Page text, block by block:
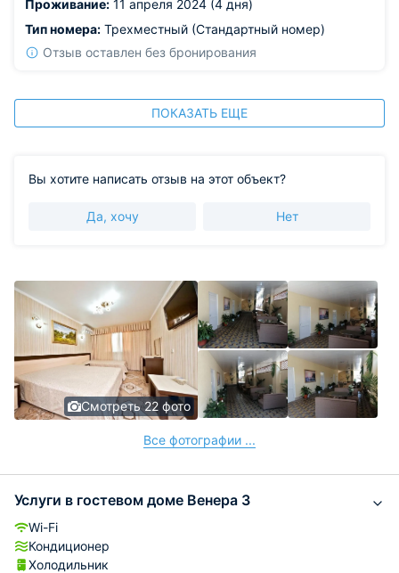
Проживание: 11 апреля 2024 (4 дня)
Тип номера: Трехместный (Стандартный номер)
Отзыв оставлен без бронирования
ПОКАЗАТЬ ЕЩЕ
Вы хотите написать отзыв на этот объект?
Да, хочу Нет
Смотреть 22 фото
Все фотографии ...
Услуги в гостевом доме Венера 3
Wi-Fi
Кондиционер
Холодильник